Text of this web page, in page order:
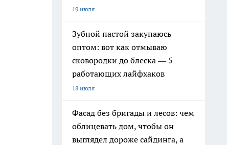
19 июля
Зубной пастой закупаюсь
оптом: вот как отмываю
сковородки до блеска — 5
работающих лайфхаков
18 июля
Фасад без бригады и лесов: чем
облицевать дом, чтобы он
выглядел дороже сайдинга, а